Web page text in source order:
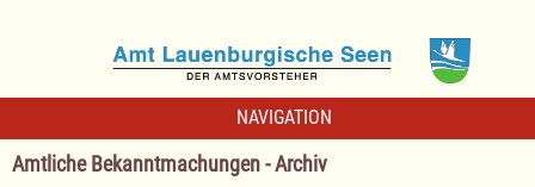
NAVIGATION
Amtliche Bekanntmachungen - Archiv